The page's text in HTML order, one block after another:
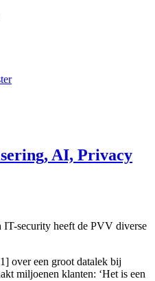
AI, Privacy
security heeft de PVV diverse
over een groot datalek bij
miljoenen klanten: ‘Het is een